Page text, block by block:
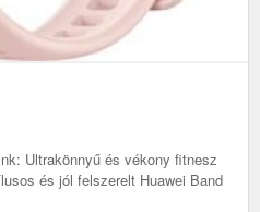
Ultrakönnyű és vékony fitnesz
és jól felszerelt Huawei Band